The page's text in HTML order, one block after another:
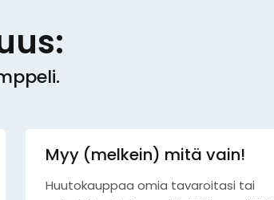
Myy (melkein) mitä vain!
Huutokauppaa omia tavaroitasi tai